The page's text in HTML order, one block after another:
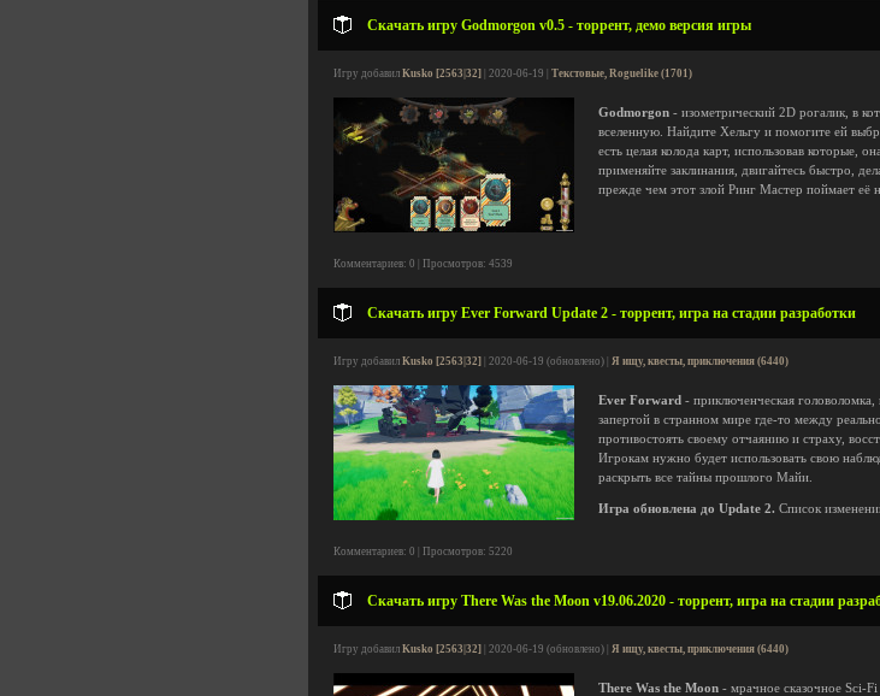
Скачать игру Godmorgon v0.5 - торрент, демо версия игры
Игру добавил Kusko [2563|32] | 2020-06-19 | Текстовые, Roguelike (1701)
Godmorgon - изометрический 2D рогалик, в
вселенную. Найдите Хельгу и помогите ей
есть целая колода карт, использовав которые,
применяйте заклинания, двигайтесь быстро,
прежде чем этот злой Ринг Мастер поймает её
Комментариев: 0 | Просмотров: 4539
Скачать игру Ever Forward Update 2 - торрент, игра на стадии разработки
Игру добавил Kusko [2563|32] | 2020-06-19 (обновлено) | Я ищу, квесты, приключения (6440)
Ever Forward - приключенческая
запертой в странном мире где-то между
противостоять своему отчаянию и страху,
Игрокам нужно будет использовать свою
раскрыть все тайны прошлого Майи.
Игра обновлена до Update 2. Список
Комментариев: 0 | Просмотров: 5220
Скачать игру There Was the Moon v19.06.2020 - торрент, игра на стадии
Игру добавил Kusko [2563|32] | 2020-06-19 (обновлено) | Я ищу, квесты, приключения (6440)
There Was the Moon - мрачное сказочное Sci-